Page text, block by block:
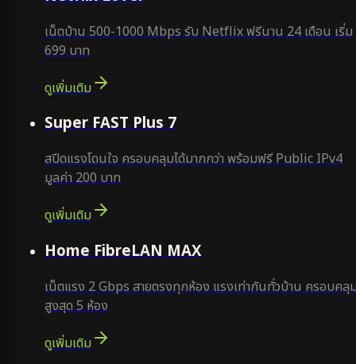
เน็ตบ้าน 500-1000 Mbps รับ Netflix ฟรีนาน 24 เดือน เริ่ม
699 บาท
ดูเพิ่มเติม
Super FAST Plus 7
สปีดแรงโดนใจ ครอบคลุมได้มากกว่า พร้อมฟรี Public IPv4
มูลค่า 200 บาท
ดูเพิ่มเติม
Home FibreLAN MAX
เน็ตแรง 2 Gbps สายตรงทุกห้อง แรงเท่ากันทั่วบ้าน ครอบคลุ
สูงสุด 5 ห้อง
ดูเพิ่มเติม